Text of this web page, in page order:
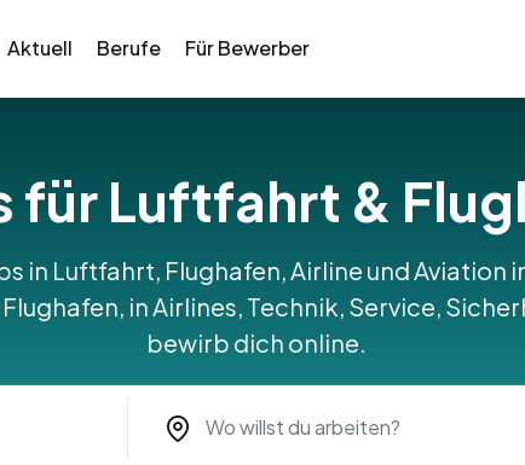
Aktuell Berufe Für Bewerber
für Luftfahrt &
in Luftfahrt, Flughafen, Airline und Aviation
in Airlines, Technik, Service,
bewirb dich online.